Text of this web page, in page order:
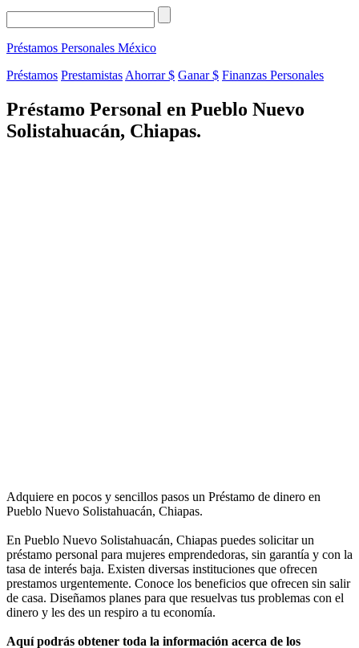
Préstamos Personales México
Préstamos Prestamistas Ahorrar $ Ganar $ Finanzas Personales
Préstamo Personal en Pueblo Nuevo
Solistahuacán, Chiapas.
Adquiere en pocos y sencillos pasos un Préstamo de dinero en
Pueblo Nuevo Solistahuacán, Chiapas.
En Pueblo Nuevo Solistahuacán, Chiapas puedes solicitar un
préstamo personal para mujeres emprendedoras, sin garantía y con la
tasa de interés baja. Existen diversas instituciones que ofrecen
prestamos urgentemente. Conoce los beneficios que ofrecen sin salir
de casa. Diseñamos planes para que resuelvas tus problemas con el
dinero y les des un respiro a tu economía.
Aquí podrás obtener toda la información acerca de los